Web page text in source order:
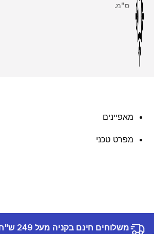
ס"מ.
מאפיינים
מפרט טכני
משלוחים חינם בקניה מעל 249 ש"ח